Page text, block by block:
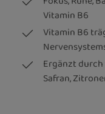
Vitamin B6
Vitamin B6
Ergänzt
Safran,